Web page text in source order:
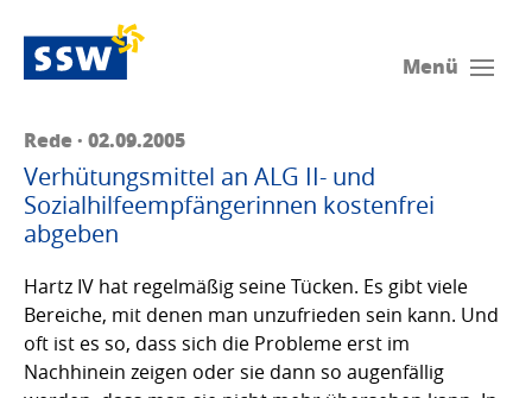
Menü
Rede · 02.09.2005
Verhütungsmittel an ALG II- und
Sozialhilfeempfängerinnen kostenfrei
abgeben
Hartz IV hat regelmäßig seine Tücken. Es gibt viele
Bereiche, mit denen man unzufrieden sein kann. Und
oft ist es so, dass sich die Probleme erst im
Nachhinein zeigen oder sie dann so augenfällig